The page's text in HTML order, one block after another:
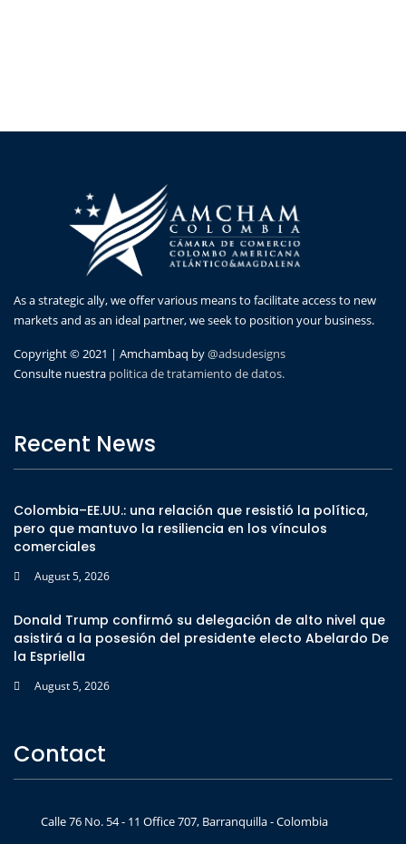
As a strategic ally, we offer various means to facilitate access to new
markets and as an ideal partner, we seek to position your business.
Copyright © 2021 | Amchambaq by@adsudesigns
Consulte nuestra politica de tratamiento de datos.
Recent News
Colombia–EE.UU.: una relación que resistió la política,
pero que mantuvo la resiliencia en los vínculos
comerciales
August 5, 2026
Donald Trump confirmó su delegación de alto nivel que
asistirá a la posesión del presidente electo Abelardo De
la Espriella
August 5, 2026
Contact
Calle 76 No. 54 - 11 Office 707, Barranquilla - Colombia